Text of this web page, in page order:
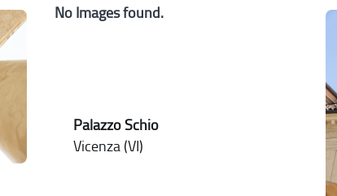
No Images found.
Palazzo Schio
Vicenza (VI)